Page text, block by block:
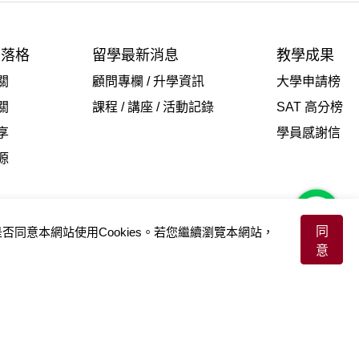
格 留學最新消息
顧問專欄 / 升學資訊
課程 / 講座 / 活動記錄
教學成果
大學申請榜
SAT 高分榜
學員感謝信
同意本網站使用Cookies。若您繼續瀏覽本網站，
同
意